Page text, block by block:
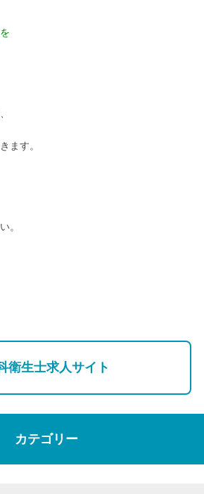
ます。
。
衛生士求人サイト
カテゴリー